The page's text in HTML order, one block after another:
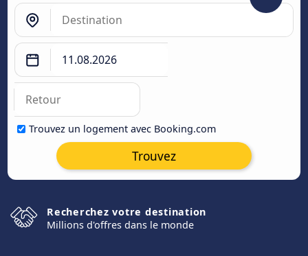
Trouvez un logement avec Booking.com
Trouvez
Recherchez votre destination
Millions d'offres dans le monde